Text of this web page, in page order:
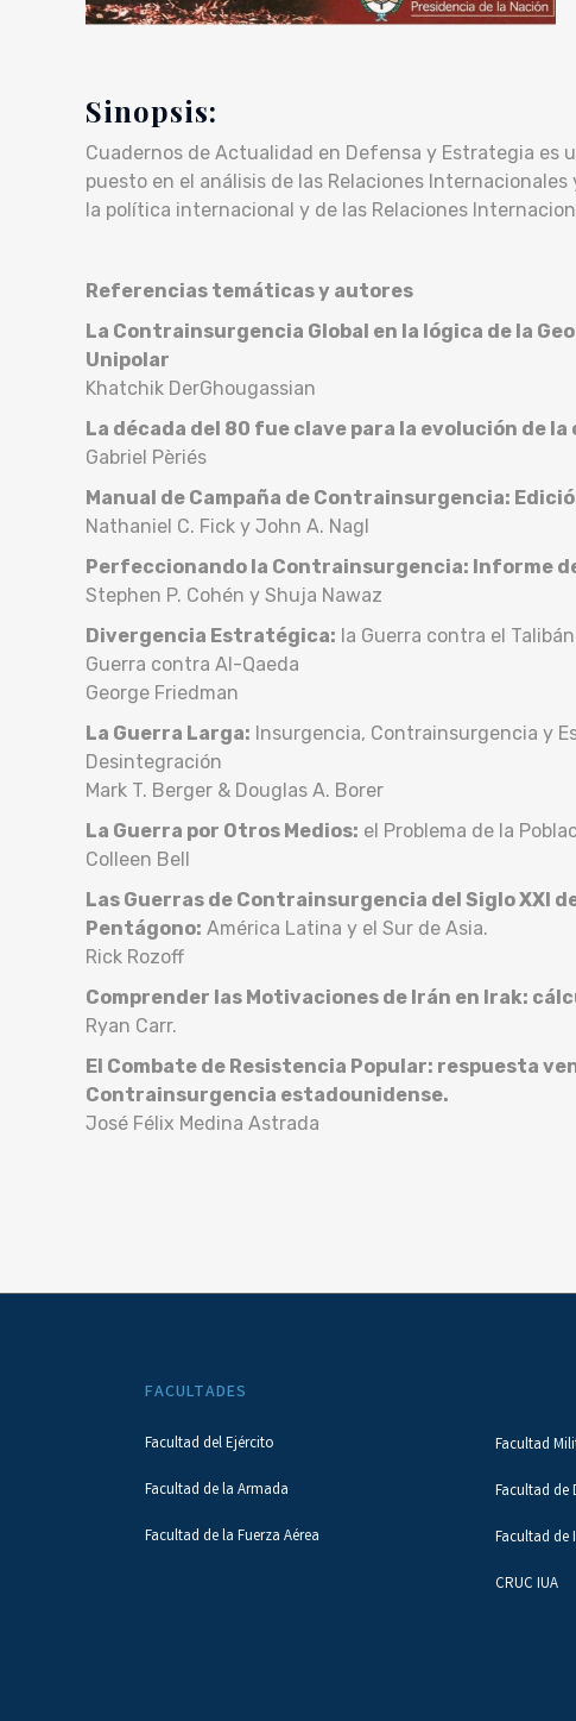
Sinopsis:
Cuadernos de Actualidad en Defensa y Estrategia es
puesto en el análisis de las Relaciones
la política internacional y de las Relaciones
Referencias temáticas y autores
La Contrainsurgencia Global en la lógica de la
Unipolar
Khatchik DerGhougassian
La década del 80 fue clave para la evolución de
Gabriel Pèriés
Manual de Campaña de Contrainsurgencia:
Nathaniel C. Fick y John A. Nagl
Perfeccionando la Contrainsurgencia: Informe
Stephen P. Cohén y Shuja Nawaz
Divergencia Estratégica: la Guerra contra el
Guerra contra Al-Qaeda
George Friedman
La Guerra Larga: Insurgencia, Contrainsurgencia y
Desintegración
Mark T. Berger & Douglas A. Borer
La Guerra por Otros Medios: el Problema de la
Colleen Bell
Las Guerras de Contrainsurgencia del Siglo XXI
Pentágono: América Latina y el Sur de Asia.
Rick Rozoff
Comprender las Motivaciones de Irán en Irak:
Ryan Carr.
El Combate de Resistencia Popular: respuesta
Contrainsurgencia estadounidense.
José Félix Medina Astrada
FACULTADES
Facultad del Ejército
Facultad de la Armada
Facultad de la Fuerza Aérea
Facultad
Facultad de
Facultad de
CRUC IUA